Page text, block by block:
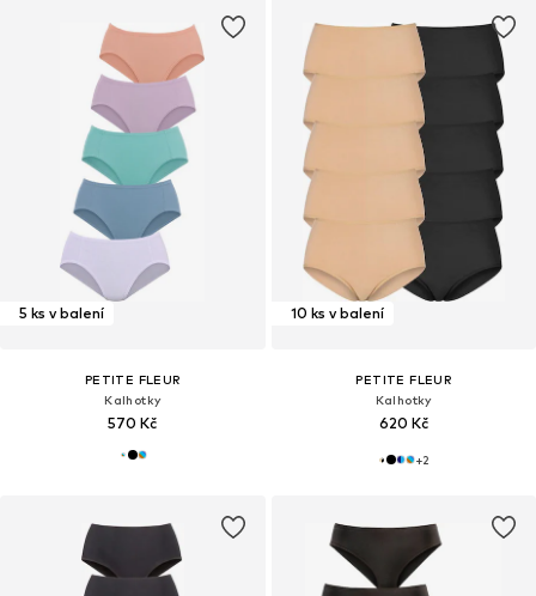
5 ks v balení
PETITE FLEUR
Kalhotky
570 Kč
10 ks v balení
PETITE FLEUR
Kalhotky
620 Kč
+2